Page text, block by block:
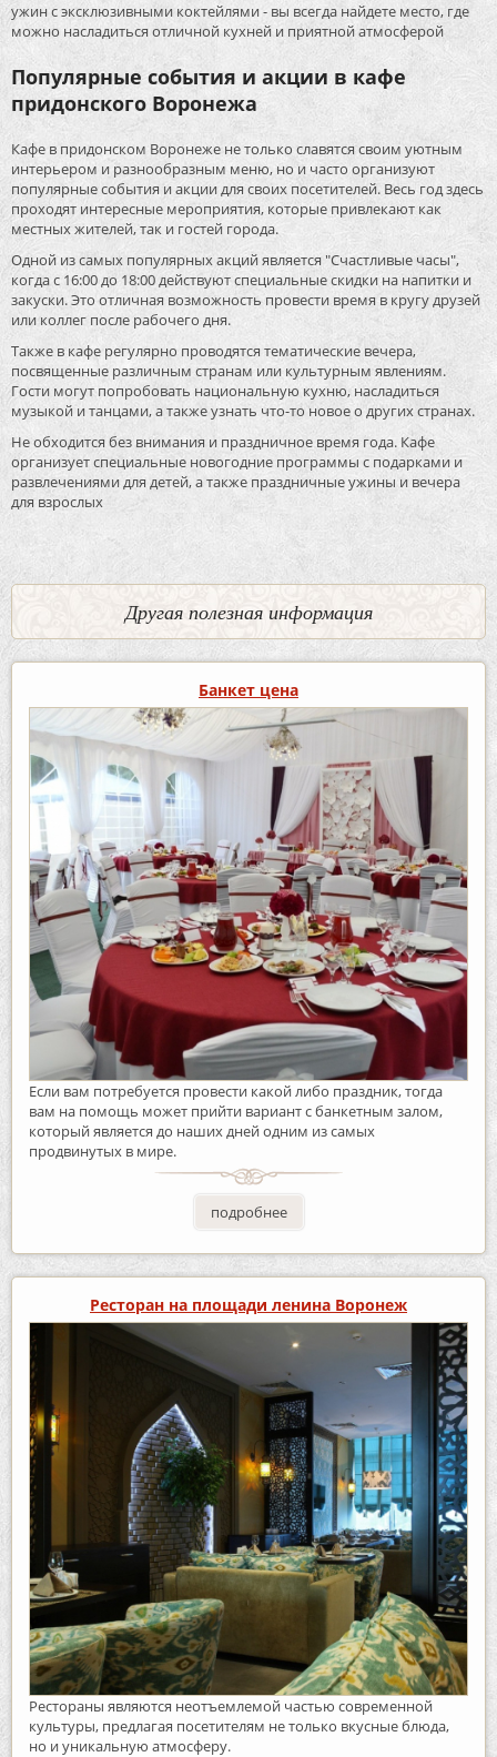
ужин с эксклюзивными коктейлями - вы всегда найдете место, где
можно насладиться отличной кухней и приятной атмосферой
Популярные события и акции в кафе
придонского Воронежа
Кафе в придонском Воронеже не только славятся своим уютным
интерьером и разнообразным меню, но и часто организуют
популярные события и акции для своих посетителей. Весь год здесь
проходят интересные мероприятия, которые привлекают как
местных жителей, так и гостей города.
Одной из самых популярных акций является "Счастливые часы",
когда с 16:00 до 18:00 действуют специальные скидки на напитки и
закуски. Это отличная возможность провести время в кругу друзей
или коллег после рабочего дня.
Также в кафе регулярно проводятся тематические вечера,
посвященные различным странам или культурным явлениям.
Гости могут попробовать национальную кухню, насладиться
музыкой и танцами, а также узнать что-то новое о других странах.
Не обходится без внимания и праздничное время года. Кафе
организует специальные новогодние программы с подарками и
развлечениями для детей, а также праздничные ужины и вечера
для взрослых
Другая полезная информация
Банкет цена
Если вам потребуется провести какой либо праздник, тогда
вам на помощь может прийти вариант с банкетным залом,
который является до наших дней одним из самых
продвинутых в мире.
подробнее
Ресторан на площади ленина Воронеж
Рестораны являются неотъемлемой частью современной
культуры, предлагая посетителям не только вкусные блюда,
но и уникальную атмосферу.